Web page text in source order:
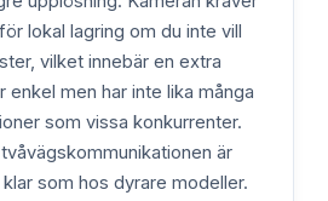
lokal lagring om du inte vill
vilket innebär en extra
enkel men har inte lika många
som vissa konkurrenter.
är
som hos dyrare modeller.